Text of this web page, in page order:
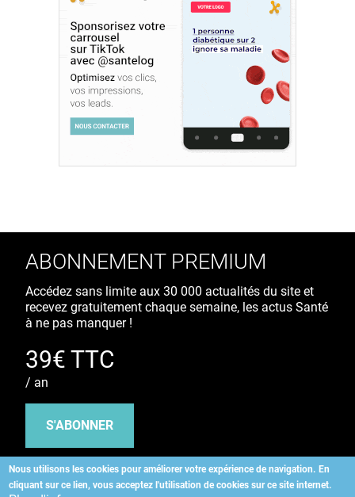
Nous utilisons les cookies pour améliorer votre expérience de navigation. En
cliquant sur ce lien, vous acceptez l'utilisation de cookies sur ce site internet.
ABONNEMENT PREMIUM
Accédez sans limite aux 30 000 actualités du site et
recevez gratuitement chaque semaine, les actus Santé
à ne pas manquer !
39€ TTC
/ an
S'ABONNER
Copyright©2026 ALLIEDHEALTH